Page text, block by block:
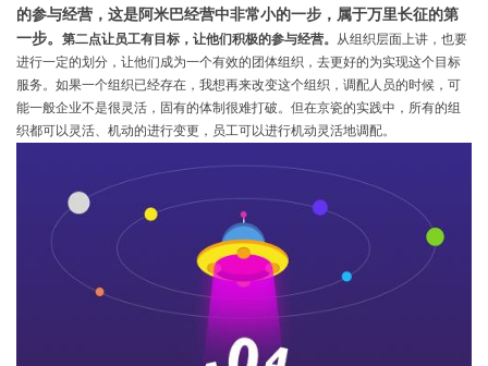
的参与经营，这是阿米巴经营中非常小的一步，属于万里长征的第
一步。 第二点让员工有目标，让他们积极的参与经营。
从组织层面上讲，也要
进行一定的划分，让他们成为一个有效的团体组织，去更好的为实现这个目标
服务。如果一个组织已经存在，我想再来改变这个组织，调配人员的时候，可
能一般企业不是很灵活，固有的体制很难打破。但在京瓷的实践中，所有的组
织都可以灵活、机动的进行变更，员工可以进行机动灵活地调配。